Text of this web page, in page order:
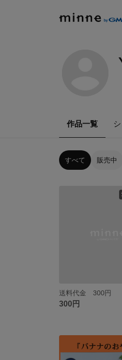
作品一覧
すべて 販売中
送料代金 300円
300円